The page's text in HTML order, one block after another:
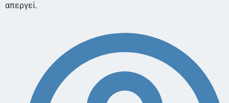
απεργεί.